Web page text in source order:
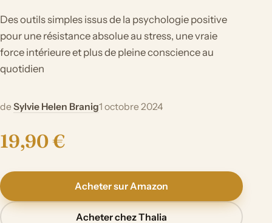
Des outils simples issus de la psychologie positive
pour une résistance absolue au stress, une vraie
force intérieure et plus de pleine conscience au
quotidien
deSylvie Helen Branig1 octobre 2024
19,90 €
Acheter sur Amazon
Acheter chez Thalia